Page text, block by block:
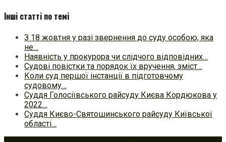
Інші статті по темі
З 18 жовтня у разі звернення до суду особою, яка
не…
Наявність у прокурора чи слідчого відповідних…
Судові повістки та порядок їх вручення, зміст…
Коли суд першої інстанції в підготовчому
судовому…
Суддя Голосіївського райсуду Києва Кордюкова у
2022…
Суддя Києво-Святошинського райсуду Київської
області…